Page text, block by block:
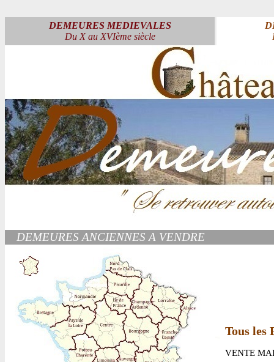
DEMEURES MEDIEVALES
Du X au XVIème siècle
DEMEURES ANCIENNES A VENDRE
Tous les
VENTE